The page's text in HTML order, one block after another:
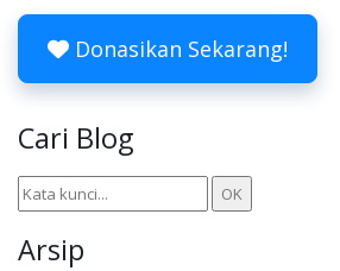
Donasikan Sekarang!
Cari Blog
Arsip